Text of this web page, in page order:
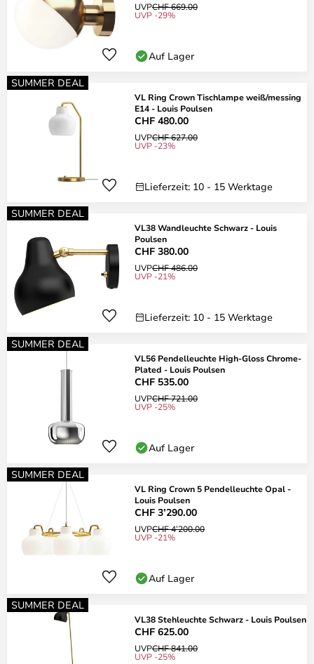
UVPCHF 669.00
UVP -29%
Auf Lager
SUMMER DEAL
VL Ring Crown Tischlampe weiß/messing
E14 - Louis Poulsen
CHF 480.00
UVPCHF 627.00
UVP -23%
Lieferzeit: 10 - 15 Werktage
SUMMER DEAL
VL38 Wandleuchte Schwarz - Louis
Poulsen
CHF 380.00
UVPCHF 486.00
UVP -21%
Lieferzeit: 10 - 15 Werktage
SUMMER DEAL
VL56 Pendelleuchte High-Gloss Chrome-
Plated - Louis Poulsen
CHF 535.00
UVPCHF 721.00
UVP -25%
Auf Lager
SUMMER DEAL
VL Ring Crown 5 Pendelleuchte Opal -
Louis Poulsen
CHF 3’290.00
UVPCHF 4’200.00
UVP -21%
Auf Lager
SUMMER DEAL
VL38 Stehleuchte Schwarz - Louis Poulsen
CHF 625.00
UVPCHF 841.00
UVP -25%